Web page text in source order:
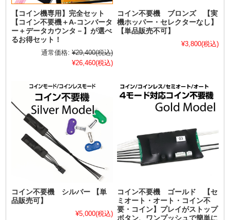
【コイン機専用】完全セット
【コイン不要機＋A-コンバータ
ー＋データカウンタ－】が選べ
るお得セット！
通常価格: ¥29,400(税込)
¥26,460(税込)
コイン不要機 ブロンズ 【実
機ホッパー・セレクターなし】
【単品販売不可】
¥3,800(税込)
コイン不要機 シルバー 【単
品販売可】
¥5,000(税込)
コイン不要機 ゴールド 【セ
ミオート・オート・コイン不
要・コイン】プレイがストップ
ボタン、ワンプッシュで簡単に